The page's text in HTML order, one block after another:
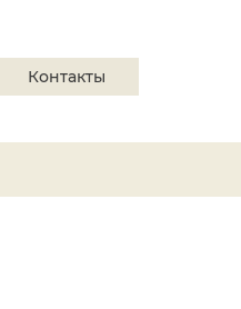
Контакты